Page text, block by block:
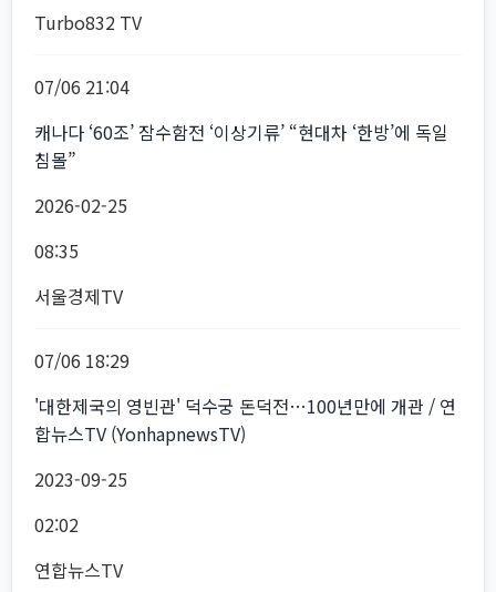
Turbo832 TV
07/06 21:04
캐나다 ‘60조’ 잠수함전 ‘이상기류’ “현대차 ‘한방’에 독일
침몰”
2026-02-25
08:35
서울경제TV
07/06 18:29
'대한제국의 영빈관' 덕수궁 돈덕전…100년만에 개관 / 연
합뉴스TV (YonhapnewsTV)
2023-09-25
02:02
연합뉴스TV